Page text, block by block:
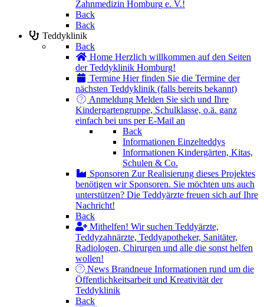
Zahnmedizin Homburg e. V.!
Back
Back
Teddyklinik
Back
Home Herzlich willkommen auf den Seiten
der Teddyklinik Homburg!
Termine Hier finden Sie die Termine der
nächsten Teddyklinik (falls bereits bekannt)
Anmeldung Melden Sie sich und Ihre
Kindergartengruppe, Schulklasse, o.ä. ganz
einfach bei uns per E-Mail an
Back
Informationen Einzelteddys
Informationen Kindergärten, Kitas,
Schulen & Co.
Sponsoren Zur Realisierung dieses Projektes
benötigen wir Sponsoren. Sie möchten uns auch
unterstützen? Die Teddyärzte freuen sich auf Ihre
Nachricht!
Back
Mithelfen! Wir suchen Teddyärzte,
Teddyzahnärzte, Teddyapotheker, Sanitäter,
Radiologen, Chirurgen und alle die sonst helfen
wollen!
News Brandneue Informationen rund um die
Öffentlichkeitsarbeit und Kreativität der
Teddyklinik
Back